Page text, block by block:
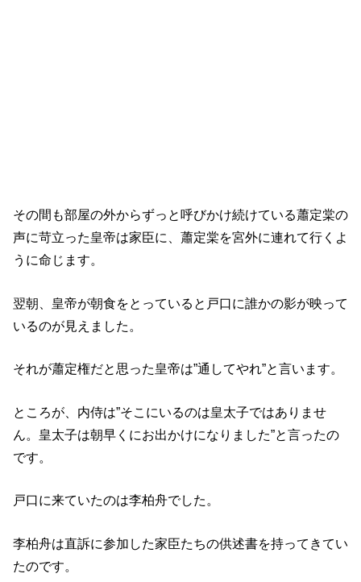
その間も部屋の外からずっと呼びかけ続けている蕭定棠の
声に苛立った皇帝は家臣に、蕭定棠を宮外に連れて行くよ
うに命じます。
翌朝、皇帝が朝食をとっていると戸口に誰かの影が映って
いるのが見えました。
それが蕭定権だと思った皇帝は”通してやれ”と言います。
ところが、内侍は”そこにいるのは皇太子ではありませ
ん。皇太子は朝早くにお出かけになりました”と言ったの
です。
戸口に来ていたのは李柏舟でした。
李柏舟は直訴に参加した家臣たちの供述書を持ってきてい
たのです。